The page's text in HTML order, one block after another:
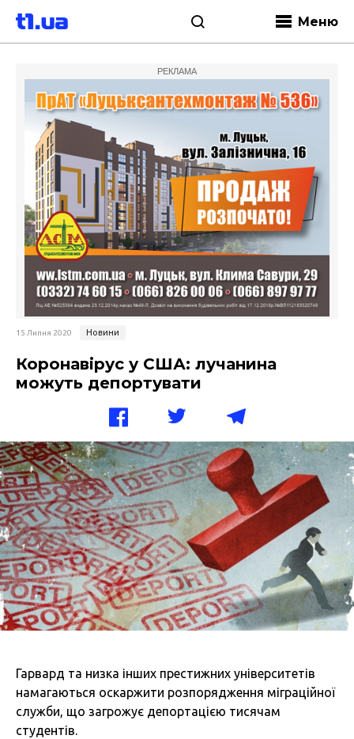
Меню
РЕКЛАМА
15 Липня 2020 Новини
Коронавірус у США: лучанина
можуть депортувати
Гарвард та низка інших престижних університетів
намагаються оскаржити розпорядження міграційної
служби, що загрожує депортацією тисячам
студентів.